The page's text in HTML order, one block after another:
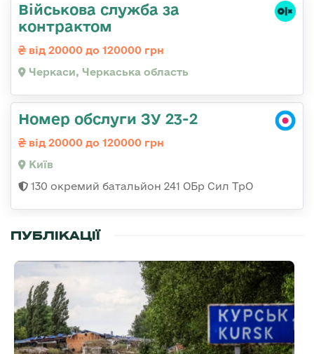
Військова служба за
контрактом
від 20000 до 120000 грн
Черкаси, Черкаська область
Номер обслуги ЗУ 23-2
від 20000 до 120000 грн
Київ
130 окремий батальйон 241 ОБр Сил ТрО
ПУБЛІКАЦІЇ